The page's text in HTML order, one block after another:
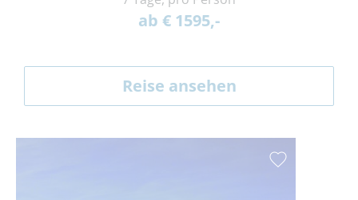
ab € 1595,-
Reise ansehen